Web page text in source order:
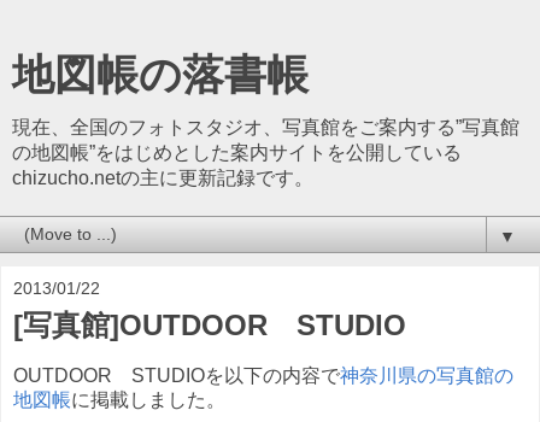
地図帳の落書帳
現在、全国のフォトスタジオ、写真館をご案内する”写真館
の地図帳”をはじめとした案内サイトを公開している
chizucho.netの主に更新記録です。
▼
2013/01/22
[写真館]OUTDOOR STUDIO
OUTDOOR STUDIOを以下の内容で神奈川県の写真館の
地図帳に掲載しました。